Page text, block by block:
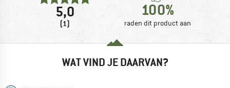
5,0
(1)
100%
raden dit product aan
WAT VIND JE DAARVAN?